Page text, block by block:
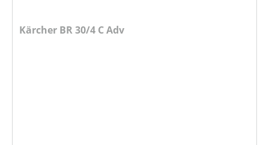
Kärcher BR 30/4 C Adv